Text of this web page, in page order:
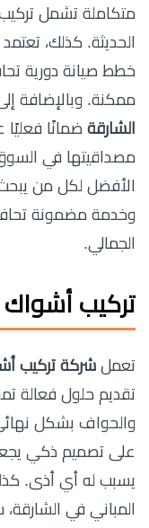
متكاملة تشمل تركيب
الحديثة. كذلك، تعتمد
خطط صيانة دورية
ممكنة. وبالإضافة
الشارقة ضمانًا فعليًا
مصداقيتها في
الأفضل لكل من
وخدمة مضمونة
الجمالي.
تركيب
تعمل شركة تركيب
تقديم حلول فعالة
والحواف بشكل
على تصميم ذكي
يسبب له أي أذى.
المباني في